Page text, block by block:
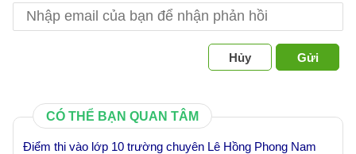
Hủy Gửi
CÓ THỂ BẠN QUAN TÂM
Điểm thi vào lớp 10 trường chuyên Lê Hồng Phong Nam